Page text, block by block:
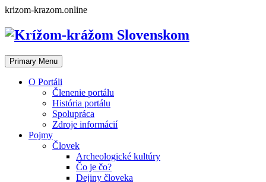
Skip
content
krizom-krazom.online
Primary Menu
O Portáli
Členenie portálu
História portálu
Spolupráca
Zdroje informácií
Pojmy
Človek
Archeologické kultúry
Čo je čo?
Dejiny človeka